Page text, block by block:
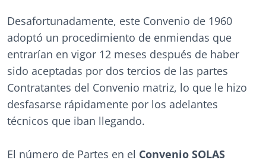
Desafortunadamente, este Convenio de 1960
adoptó un procedimiento de enmiendas que
entrarían en vigor 12 meses después de haber
sido aceptadas por dos tercios de las partes
Contratantes del Convenio matriz, lo que le hizo
desfasarse rápidamente por los adelantes
técnicos que iban llegando.
El número de Partes en el Convenio SOLAS